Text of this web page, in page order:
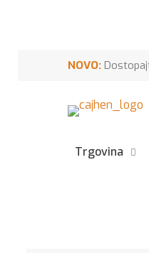
NOVO:
Trgovina